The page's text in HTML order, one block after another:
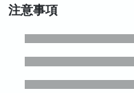
注意事項